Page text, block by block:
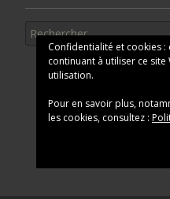
Confidentialité et cookies :
continuant à utiliser ce
utilisation.
Pour en savoir plus,
les cookies, consultez :